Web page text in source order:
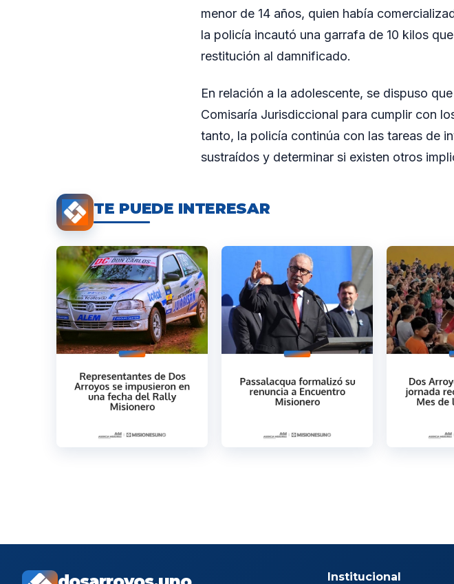
menor de 14 años, quien había
la policía incautó una garrafa de 10 kilos
restitución al damnificado.
En relación a la adolescente, se dispuso
Comisaría Jurisdiccional para cumplir con
tanto, la policía continúa con las tareas de
sustraídos y determinar si existen otros
TE PUEDE INTERESAR
Institucional